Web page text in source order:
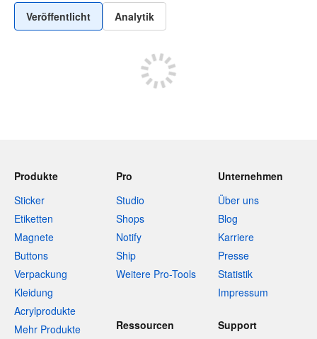
Veröffentlicht Analytik
Produkte
Sticker
Etiketten
Magnete
Buttons
Verpackung
Kleidung
Acrylprodukte
Mehr Produkte
Pro
Studio
Shops
Notify
Ship
Weitere Pro-Tools
Unternehmen
Über uns
Blog
Karriere
Presse
Statistik
Impressum
Ressourcen Support